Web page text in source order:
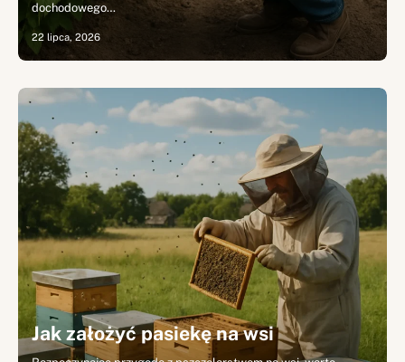
dochodowego…
22 lipca, 2026
Jak założyć pasiekę na wsi